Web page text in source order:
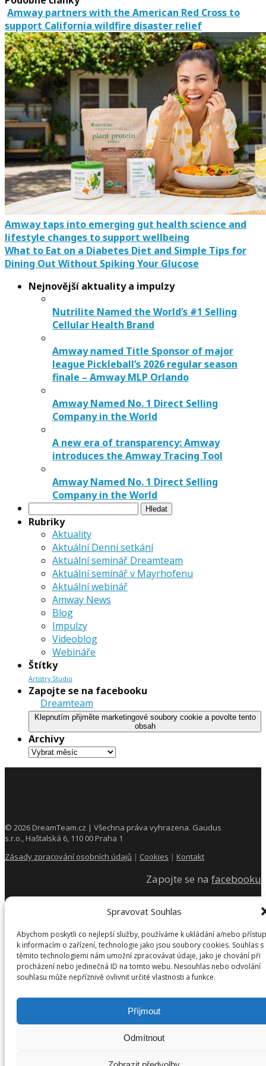
Spravovat Souhlas
Abychom poskytli co nejlepší služby, používáme k ukládání a/nebo
k informacím o zařízení, technologie jako jsou soubory cookies. Souhlas s
těmito technologiemi nám umožní zpracovávat údaje, jako je chování při
procházení nebo jedinečná ID na tomto webu. Nesouhlas nebo odvolání
souhlasu může nepříznivě ovlivnit určité vlastnosti a funkce.
Příjmout
Odmítnout
Amway partners with the American Red Cross to
support California wildfire disaster relief
Amway taps into emerging gut health science and
lifestyle changes to support wellbeing
What to Eat on a Diabetes Diet and Simple Tips for
Dining Out Without Spiking Your Glucose
Nejnovější aktuality a impulzy
Nutrilite Named the World’s #1 Selling
Cellular Health Brand
Amway named Title Sponsor of major
league Pickleball’s 2026 regular season
finale – Amway MLP Orlando
Amway Named No. 1 Direct Selling
Company in the World
A new era of transparency: Amway
introduces the Amway Tracing Tool
Amway Named No. 1 Direct Selling
Company in the World
Vyhledávání
Rubriky
Aktuality
Aktuální Denní setkání
Aktuální seminář Dreamteam
Aktuální seminář v Mayrhofenu
Aktuální webinář
Amway News
Blog
Impulzy
Videoblog
Webináře
Štítky
Artistry Studio
Zapojte se na facebooku
Dreamteam
Klepnutím přijměte marketingové soubory cookie a povolte tento
obsah
Archivy
Archivy
© 2026 DreamTeam.cz | Všechna práva vyhrazena. Gaudus
s.r.o., Haštalská 6, 110 00 Praha 1
Zásady zpracování osobních údajů | Cookies | Kontakt
Zapojte se na facebooku